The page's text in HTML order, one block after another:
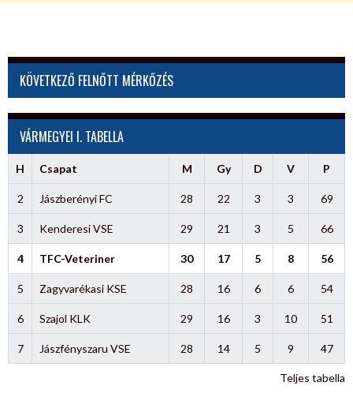
KÖVETKEZŐ FELNŐTT MÉRKŐZÉS
VÁRMEGYEI I. TABELLA
H Csapat M Gy D V P
2 Jászberényi FC 28 22 3 3 69
3 Kenderesi VSE 29 21 3 5 66
4 TFC-Veteriner 30 17 5 8 56
5 Zagyvarékasi KSE 28 16 6 6 54
6 Szajol KLK 29 16 3 10 51
7 Jászfényszaru VSE 28 14 5 9 47
Teljes tabella